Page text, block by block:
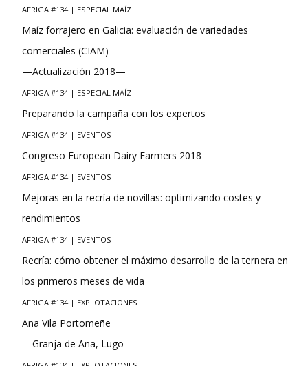
AFRIGA #134 | ESPECIAL MAÍZ
Maíz forrajero en Galicia: evaluación de variedades
comerciales (CIAM)
—Actualización 2018—
AFRIGA #134 | ESPECIAL MAÍZ
Preparando la campaña con los expertos
AFRIGA #134 | EVENTOS
Congreso European Dairy Farmers 2018
AFRIGA #134 | EVENTOS
Mejoras en la recría de novillas: optimizando costes y
rendimientos
AFRIGA #134 | EVENTOS
Recría: cómo obtener el máximo desarrollo de la ternera en
los primeros meses de vida
AFRIGA #134 | EXPLOTACIONES
Ana Vila Portomeñe
—Granja de Ana, Lugo—